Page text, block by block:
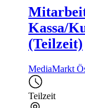
Kassa/
(Teilzeit)
MediaMarkt
Teilzeit